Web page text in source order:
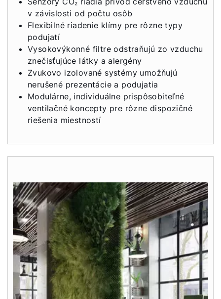
v závislosti od počtu osôb
Flexibilné riadenie klímy pre rôzne typy
podujatí
Vysokovýkonné filtre odstraňujú zo vzduchu
znečisťujúce látky a alergény
Zvukovo izolované systémy umožňujú
nerušené prezentácie a podujatia
Modulárne, individuálne prispôsobiteľné
ventilačné koncepty pre rôzne dispozičné
riešenia miestností
Servis
Hotline
Kontaktný formulár
Dôležité odkazy
Servisný portál